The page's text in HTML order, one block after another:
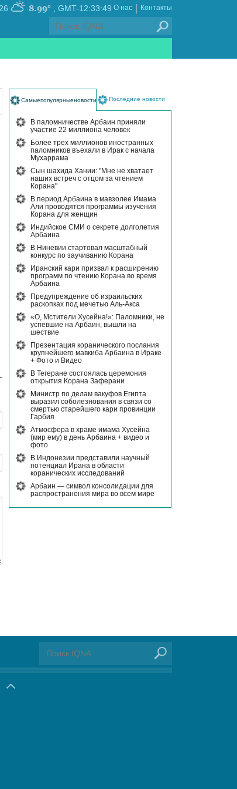
GMT-12:33:49
8.99° Контакты
|
О нас
Самыепопулярныеновости Последние новости
В паломничестве Арбаин приняли
участие 22 миллиона человек
Более трех миллионов иностранных
паломников въехали в Ирак с начала
Мухаррама
Сын шахида Хании: "Мне не хватает
наших встреч с отцом за чтением
Корана"
В период Арбаина в мавзолее Имама
Али проводятся программы изучения
Корана для женщин
Индийское СМИ о секрете долголетия
Арбаина
В Ниневии стартовал масштабный
конкурс по заучиванию Корана
Иранский кари призвал к расширению
программ по чтению Корана во время
Арбаина
Предупреждение об израильских
раскопках под мечетью Аль-Акса
«О, Мстители Хусейна!»: Паломники, не
успевшие на Арбаин, вышли на
шествие
Презентация коранического послания
крупнейшего мавкиба Арбаина в Ираке
+ Фото и Видео
В Тегеране состоялась церемония
открытия Корана Заферани
Министр по делам вакуфов Египта
выразил соболезнования в связи со
смертью старейшего кари провинции
Гарбия
Атмосфера в храме имама Хусейна
(мир ему) в день Арбаина + видео и
фото
В Индонезии представили научный
потенциал Ирана в области
коранических исследований
Арбаин — символ консолидации для
распространения мира во всем мире